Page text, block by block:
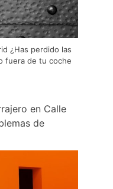
¿Has perdido las
fuera de tu coche
en Calle
de